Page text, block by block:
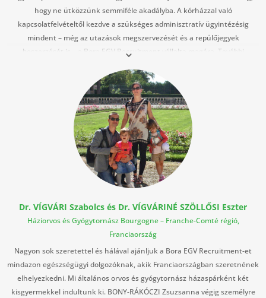
hogy ne ütközzünk semmiféle akadályba. A kórházzal való
kapcsolatfelvételtől kezdve a szükséges adminisztratív ügyintézésig
mindent – még az utazások megszervezését és a repülőjegyek
beszerzését is – a Bora EGV Recruitment vállalta magára. További
követően is, így megkönnyítve új életünk megkezdését. Jó szívvel ajánljuk
a Bora EGV Recruitment-et, mert egyszerűen példaértékűek.
Dr. VÍGVÁRI Szabolcs és Dr. VÍGVÁRINÉ SZÖLLŐSI Eszter
Háziorvos és Gyógytornász Bourgogne – Franche-Comté régió,
Franciaország
Nagyon sok szeretettel és hálával ajánljuk a Bora EGV Recruitment-et
mindazon egészségügyi dolgozóknak, akik Franciaországban szeretnének
elhelyezkedni. Mi általános orvos és gyógytornász házaspárként két
kisgyermekkel indultunk ki. BONY-RÁKÓCZI Zsuzsanna végig személyre